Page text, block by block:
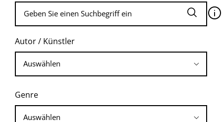
🛈
Autor / Künstler
Genre